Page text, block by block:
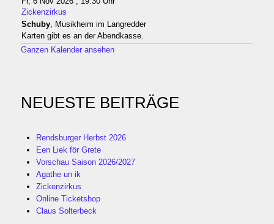
Zickenzirkus
Schuby, Musikheim im Langredder
Karten gibt es an der Abendkasse.
Ganzen Kalender ansehen
NEUESTE BEITRÄGE
Rendsburger Herbst 2026
Een Liek för Grete
Vorschau Saison 2026/2027
Agathe un ik
Zickenzirkus
Online Ticketshop
Claus Solterbeck